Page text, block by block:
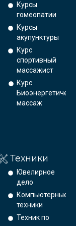
Курсы
гомеопатии
Курсы
акупунктуры
Курс
спортивный
массажист
Курс
массаж
Техники
Ювелирное
дело
Компьютерные
техники
Техник по